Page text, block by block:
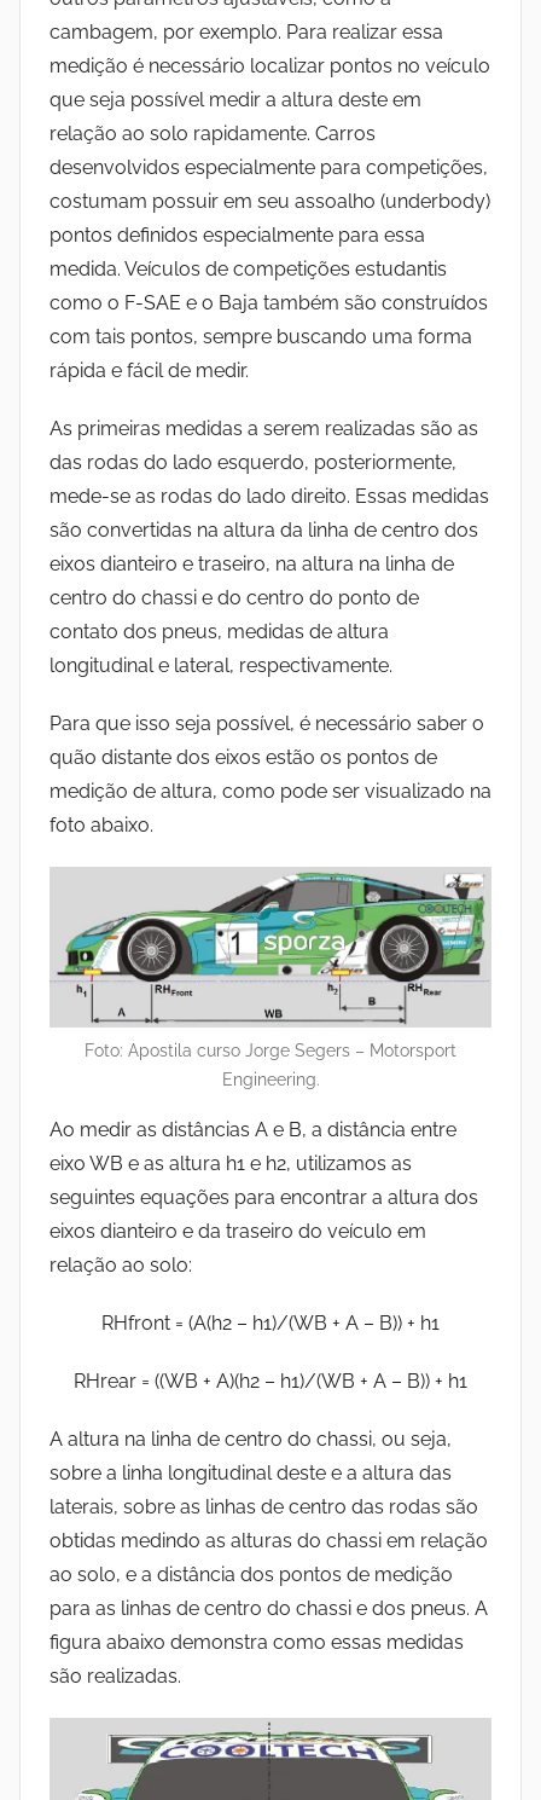
cambagem, por exemplo. Para realizar essa
medição é necessário localizar pontos no veículo
que seja possível medir a altura deste em
relação ao solo rapidamente. Carros
desenvolvidos especialmente para competições,
costumam possuir em seu assoalho (underbody)
pontos definidos especialmente para essa
medida. Veículos de competições estudantis
como o F-SAE e o Baja também são construídos
com tais pontos, sempre buscando uma forma
rápida e fácil de medir.
As primeiras medidas a serem realizadas são as
das rodas do lado esquerdo, posteriormente,
mede-se as rodas do lado direito. Essas medidas
são convertidas na altura da linha de centro dos
eixos dianteiro e traseiro, na altura na linha de
centro do chassi e do centro do ponto de
contato dos pneus, medidas de altura
longitudinal e lateral, respectivamente.
Para que isso seja possível, é necessário saber o
quão distante dos eixos estão os pontos de
medição de altura, como pode ser visualizado na
foto abaixo.
Foto: Apostila curso Jorge Segers – Motorsport
Engineering.
Ao medir as distâncias A e B, a distância entre
eixo WB e as altura h1 e h2, utilizamos as
seguintes equações para encontrar a altura dos
eixos dianteiro e da traseiro do veículo em
relação ao solo:
RHfront = (A(h2 – h1)/(WB + A – B)) + h1
RHrear = ((WB + A)(h2 – h1)/(WB + A – B)) + h1
A altura na linha de centro do chassi, ou seja,
sobre a linha longitudinal deste e a altura das
laterais, sobre as linhas de centro das rodas são
obtidas medindo as alturas do chassi em relação
ao solo, e a distância dos pontos de medição
para as linhas de centro do chassi e dos pneus. A
figura abaixo demonstra como essas medidas
são realizadas.